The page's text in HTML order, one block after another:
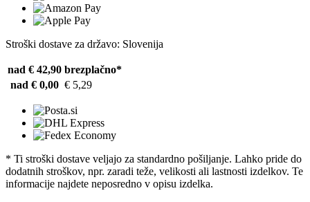
Stroški dostave za državo: Slovenija
nad € 42,90 brezplačno*
nad € 0,00 € 5,29
* Ti stroški dostave veljajo za standardno pošiljanje. Lahko pride do
dodatnih stroškov, npr. zaradi teže, velikosti ali lastnosti izdelkov. Te
informacije najdete neposredno v opisu izdelka.